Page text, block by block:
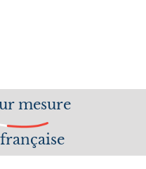
mesure